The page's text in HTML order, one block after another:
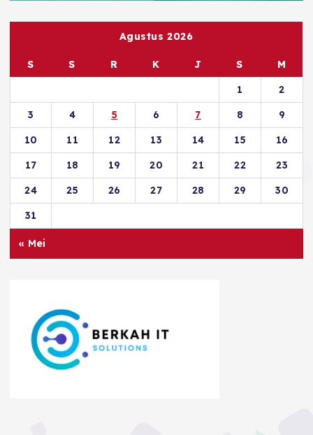
Agustus 2026
S S R K J S
M
1
2
3
4 5 6 7 8
9
10
11 12 13 14 15
16
17
18 19 20 21 22
23
24
25 26 27 28 29
30
31
« Mei